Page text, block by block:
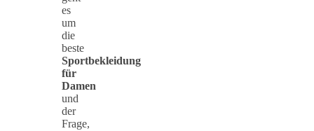
es
um
die
beste
Sportbekleidung
für
Damen
und
der
Frage,